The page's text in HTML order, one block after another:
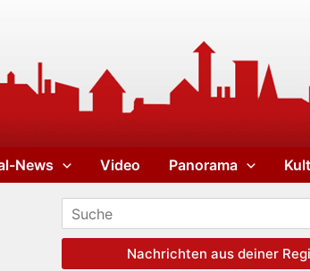
News Video Panorama
Nachrichten aus deiner